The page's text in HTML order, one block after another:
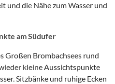
und die Nähe zum Wasser und
am Südufer
Großen Brombachsees rund
kleine Aussichtspunkte
Sitzbänke und ruhige Ecken